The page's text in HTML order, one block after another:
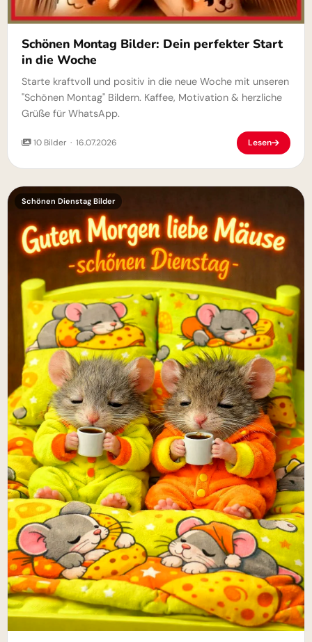
Schönen Montag Bilder: Dein perfekter Start
in die Woche
Starte kraftvoll und positiv in die neue Woche mit unseren
"Schönen Montag" Bildern. Kaffee, Motivation & herzliche
Grüße für WhatsApp.
10 Bilder · 16.07.2026 Lesen
Schönen Dienstag Bilder